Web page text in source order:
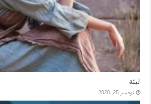
ليئة
نوفمبر 25, 2020